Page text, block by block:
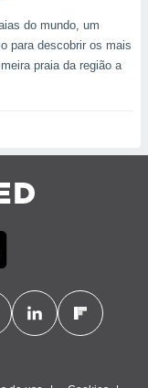
do mundo, um
para descobrir os mais
praia da região a